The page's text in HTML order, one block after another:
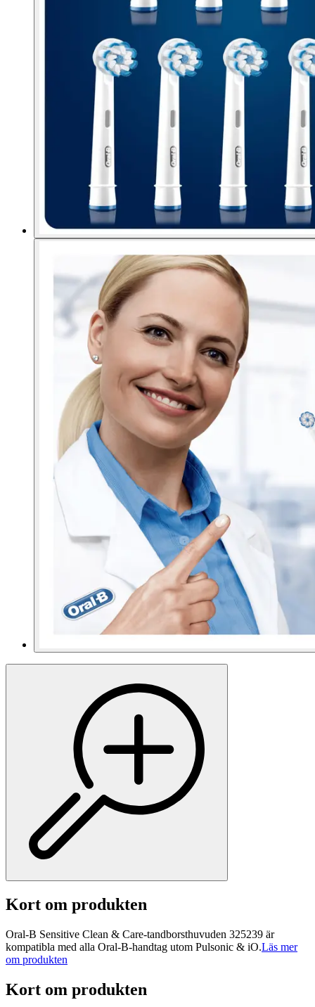
Kort om produkten
Oral-B Sensitive Clean & Care-tandborsthuvuden 325239 är
kompatibla med alla Oral-B-handtag utom Pulsonic & iO.Läs mer
om produkten
Kort om produkten